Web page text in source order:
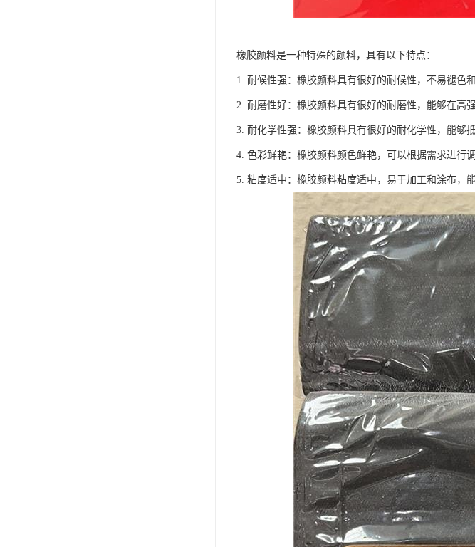
橡胶颜料是一种特殊的颜料，具有以下特点：
1. 耐候性强：橡胶颜料具有很好的耐候性，不易褪色
2. 耐磨性好：橡胶颜料具有很好的耐磨性，能够在高
3. 耐化学性强：橡胶颜料具有很好的耐化学性，能够
4. 色彩鲜艳：橡胶颜料颜色鲜艳，可以根据需求进行
5. 粘度适中：橡胶颜料粘度适中，易于加工和涂布，